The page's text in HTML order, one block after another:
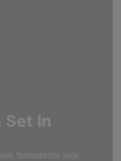
Set In
fantastische look.